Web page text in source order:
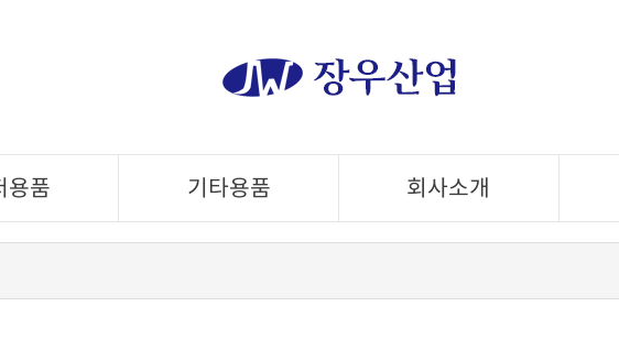
용품 기타용품 회사소개